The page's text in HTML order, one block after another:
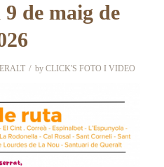
de maig de
/ by CLICK'S FOTO I VIDEO